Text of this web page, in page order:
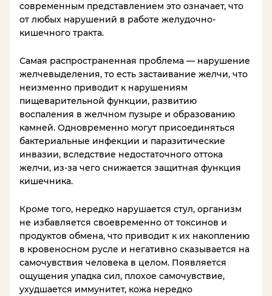
современным представлением это означает, что
от любых нарушений в работе желудочно-
кишечного тракта.
Самая распространенная проблема — нарушение
желчевыделения, то есть застаивание желчи, что
неизменно приводит к нарушениям
пищеварительной функции, развитию
воспаления в желчном пузыре и образованию
камней. Одновременно могут присоединяться
бактериальные инфекции и паразитические
инвазии, вследствие недостаточного оттока
желчи, из-за чего снижается защитная функция
кишечника.
Кроме того, нередко нарушается стул, организм
не избавляется своевременно от токсинов и
продуктов обмена, что приводит к их накоплению
в кровеносном русле и негативно сказывается на
самочувствия человека в целом. Появляется
ощущения упадка сил, плохое самочувствие,
ухудшается иммунитет, кожа нередко